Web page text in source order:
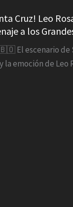
Cruz! Leo
a los
El escenario de
emoción de Leo